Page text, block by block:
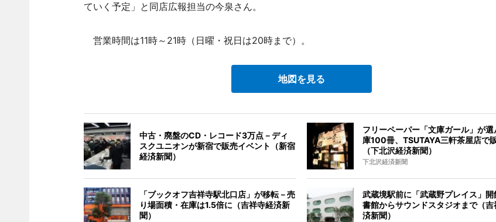
ていく予定」と同店広報担当の今泉さん。
営業時間は11時～21時（日曜・祝日は20時まで）。
地図を見る
中古・廃盤のCD・レコード3万点－ディ
スクユニオンが新宿で販売イベント（新宿
経済新聞）
フリーペーパー「文庫ガール」が選
庫100冊、TSUTAYA三軒茶屋店で
（下北沢経済新聞）
下北沢経済新聞
「ブックオフ吉祥寺駅北口店」が移転－売
り場面積・在庫は1.5倍に（吉祥寺経済新
聞）
武蔵境駅前に「武蔵野プレイス」開
書館からサウンドスタジオまで（吉
済新聞）